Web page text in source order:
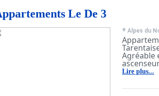
Le De 3
Alpes du
Agréable
compose
Pour
Lire plus...